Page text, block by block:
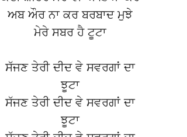
ਅਬ ਔਰ ਨਾ ਕਰ ਬਰਬਾਦ ਮੁਝੇ
ਮੇਰੇ ਸਬਰ ਹੈ ਟੂਟਾ
ਸੱਜਣ ਤੇਰੀ ਦੀਦ ਵੇ ਸਵਰਗਾਂ ਦਾ
ਝੂਟਾ
ਸੱਜਣ ਤੇਰੀ ਦੀਦ ਵੇ ਸਵਰਗਾਂ ਦਾ
ਝੂਟਾ